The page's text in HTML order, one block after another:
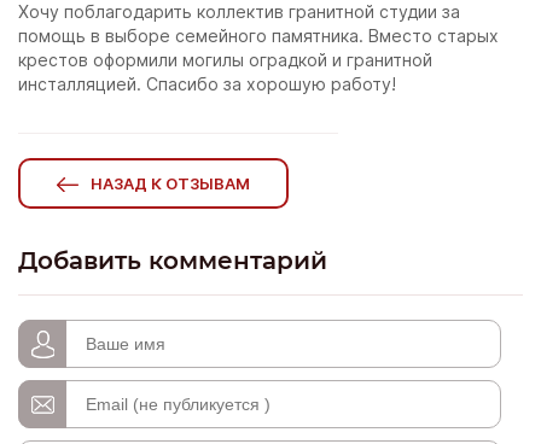
Хочу поблагодарить коллектив гранитной студии за
помощь в выборе семейного памятника. Вместо старых
крестов оформили могилы оградкой и гранитной
инсталляцией. Спасибо за хорошую работу!
НАЗАД К ОТЗЫВАМ
Добавить комментарий